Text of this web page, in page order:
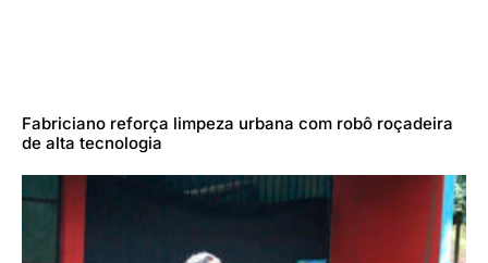
Fabriciano reforça limpeza urbana com robô roçadeira
de alta tecnologia